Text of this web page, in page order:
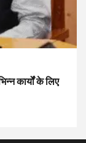
कार्यों के लिए